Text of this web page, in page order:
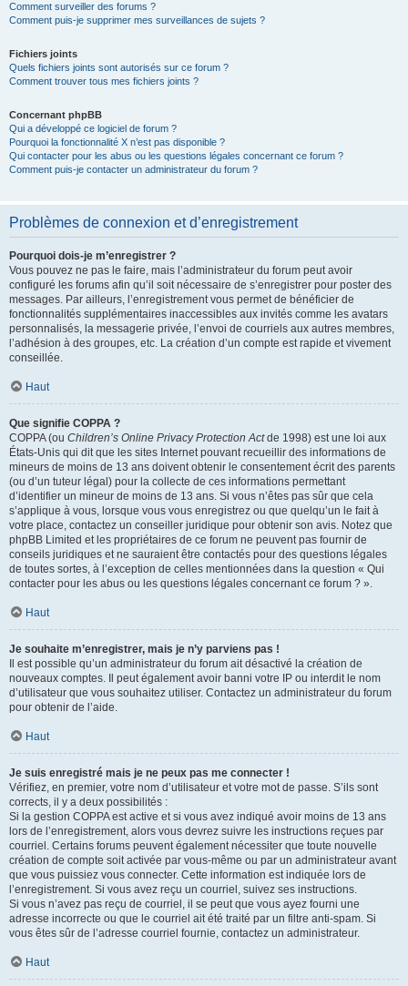
Comment surveiller des forums ?
Comment puis-je supprimer mes surveillances de sujets ?
Fichiers joints
Quels fichiers joints sont autorisés sur ce forum ?
Comment trouver tous mes fichiers joints ?
Concernant phpBB
Qui a développé ce logiciel de forum ?
Pourquoi la fonctionnalité X n’est pas disponible ?
Qui contacter pour les abus ou les questions légales concernant ce forum ?
Comment puis-je contacter un administrateur du forum ?
Problèmes de connexion et d’enregistrement
Pourquoi dois-je m’enregistrer ?
Vous pouvez ne pas le faire, mais l’administrateur du forum peut avoir
configuré les forums afin qu’il soit nécessaire de s’enregistrer pour poster des
messages. Par ailleurs, l’enregistrement vous permet de bénéficier de
fonctionnalités supplémentaires inaccessibles aux invités comme les avatars
personnalisés, la messagerie privée, l’envoi de courriels aux autres membres,
l’adhésion à des groupes, etc. La création d’un compte est rapide et vivement
conseillée.
Haut
Que signifie COPPA ?
COPPA (ou Children’s Online Privacy Protection Actde 1998) est une loi aux
États-Unis qui dit que les sites Internet pouvant recueillir des informations de
mineurs de moins de 13 ans doivent obtenir le consentement écrit des parents
(ou d’un tuteur légal) pour la collecte de ces informations permettant
d’identifier un mineur de moins de 13 ans. Si vous n’êtes pas sûr que cela
s’applique à vous, lorsque vous vous enregistrez ou que quelqu’un le fait à
votre place, contactez un conseiller juridique pour obtenir son avis. Notez que
phpBB Limited et les propriétaires de ce forum ne peuvent pas fournir de
conseils juridiques et ne sauraient être contactés pour des questions légales
de toutes sortes, à l’exception de celles mentionnées dans la question « Qui
contacter pour les abus ou les questions légales concernant ce forum ? ».
Haut
Je souhaite m’enregistrer, mais je n’y parviens pas !
Il est possible qu’un administrateur du forum ait désactivé la création de
nouveaux comptes. Il peut également avoir banni votre IP ou interdit le nom
d’utilisateur que vous souhaitez utiliser. Contactez un administrateur du forum
pour obtenir de l’aide.
Haut
Je suis enregistré mais je ne peux pas me connecter !
Vérifiez, en premier, votre nom d’utilisateur et votre mot de passe. S’ils sont
corrects, il y a deux possibilités :
Si la gestion COPPA est active et si vous avez indiqué avoir moins de 13 ans
lors de l’enregistrement, alors vous devrez suivre les instructions reçues par
courriel. Certains forums peuvent également nécessiter que toute nouvelle
création de compte soit activée par vous-même ou par un administrateur avant
que vous puissiez vous connecter. Cette information est indiquée lors de
l’enregistrement. Si vous avez reçu un courriel, suivez ses instructions.
Si vous n’avez pas reçu de courriel, il se peut que vous ayez fourni une
adresse incorrecte ou que le courriel ait été traité par un filtre anti-spam. Si
vous êtes sûr de l’adresse courriel fournie, contactez un administrateur.
Haut